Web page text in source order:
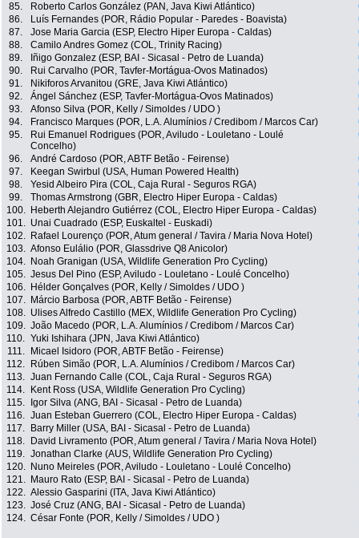
85.
Roberto Carlos González (PAN, Java Kiwi Atlántico)
86.
Luís Fernandes (POR, Rádio Popular - Paredes - Boavista)
87.
Jose Maria Garcia (ESP, Electro Hiper Europa - Caldas)
88.
Camilo Andres Gomez (COL, Trinity Racing)
89.
Iñigo Gonzalez (ESP, BAI - Sicasal - Petro de Luanda)
90.
Rui Carvalho (POR, Tavfer-Mortágua-Ovos Matinados)
91.
Nikiforos Arvanitou (GRE, Java Kiwi Atlántico)
92.
Ángel Sánchez (ESP, Tavfer-Mortágua-Ovos Matinados)
93.
Afonso Silva (POR, Kelly / Simoldes / UDO )
94.
Francisco Marques (POR, L.A. Alumínios / Credibom / Marcos Car)
95.
Rui Emanuel Rodrigues (POR, Aviludo - Louletano - Loulé
Concelho)
96. André Cardoso (POR, ABTF Betão - Feirense)
97.
Keegan Swirbul (USA, Human Powered Health)
98.
Yesid Albeiro Pira (COL, Caja Rural - Seguros RGA)
99.
Thomas Armstrong (GBR, Electro Hiper Europa - Caldas)
100.
Heberth Alejandro Gutiérrez (COL, Electro Hiper Europa - Caldas)
101. Unai Cuadrado (ESP, Euskaltel - Euskadi)
102.
Rafael Lourenço (POR, Atum general / Tavira / Maria Nova Hotel)
103. Afonso Eulálio (POR, Glassdrive Q8 Anicolor)
104.
Noah Granigan (USA, Wildlife Generation Pro Cycling)
105. Jesus Del Pino (ESP, Aviludo - Louletano - Loulé Concelho)
106.
Hélder Gonçalves (POR, Kelly / Simoldes / UDO )
107.
Márcio Barbosa (POR, ABTF Betão - Feirense)
108. Ulises Alfredo Castillo (MEX, Wildlife Generation Pro Cycling)
109. João Macedo (POR, L.A. Alumínios / Credibom / Marcos Car)
110. Yuki Ishihara (JPN, Java Kiwi Atlántico)
111.
Micael Isidoro (POR, ABTF Betão - Feirense)
112.
Rúben Simão (POR, L.A. Alumínios / Credibom / Marcos Car)
113. Juan Fernando Calle (COL, Caja Rural - Seguros RGA)
114.
Kent Ross (USA, Wildlife Generation Pro Cycling)
115.
Igor Silva (ANG, BAI - Sicasal - Petro de Luanda)
116. Juan Esteban Guerrero (COL, Electro Hiper Europa - Caldas)
117.
Barry Miller (USA, BAI - Sicasal - Petro de Luanda)
118.
David Livramento (POR, Atum general / Tavira / Maria Nova Hotel)
119. Jonathan Clarke (AUS, Wildlife Generation Pro Cycling)
120.
Nuno Meireles (POR, Aviludo - Louletano - Loulé Concelho)
121.
Mauro Rato (ESP, BAI - Sicasal - Petro de Luanda)
122. Alessio Gasparini (ITA, Java Kiwi Atlántico)
123. José Cruz (ANG, BAI - Sicasal - Petro de Luanda)
124. César Fonte (POR, Kelly / Simoldes / UDO )